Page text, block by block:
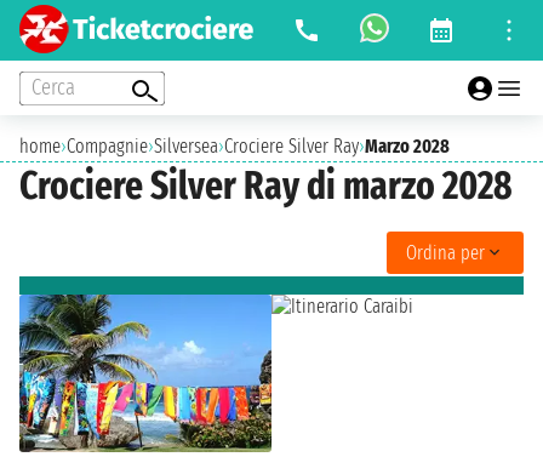
Cerca
home›Compagnie›Silversea›Crociere Silver Ray›Marzo 2028
Crociere Silver Ray di marzo 2028
Ordina per